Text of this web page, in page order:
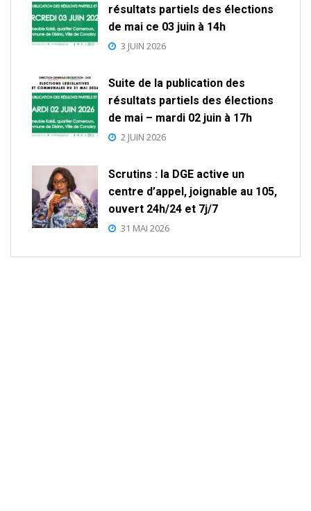
résultats partiels des élections
de mai ce 03 juin à 14h
3 JUIN 2026
Suite de la publication des
résultats partiels des élections
de mai – mardi 02 juin à 17h
2 JUIN 2026
Scrutins : la DGE active un
centre d’appel, joignable au 105,
ouvert 24h/24 et 7j/7
31 MAI 2026